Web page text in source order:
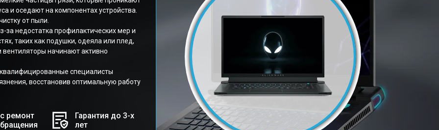
и оседают на компонентах устройства.
от пыли.
за недостатка профилактических мер и
таких как подушки, одеяла или плед,
вентиляторы начинают активно
специалисты
восстановив оптимальную работу
ремонт
Гарантия до 3-х
лет